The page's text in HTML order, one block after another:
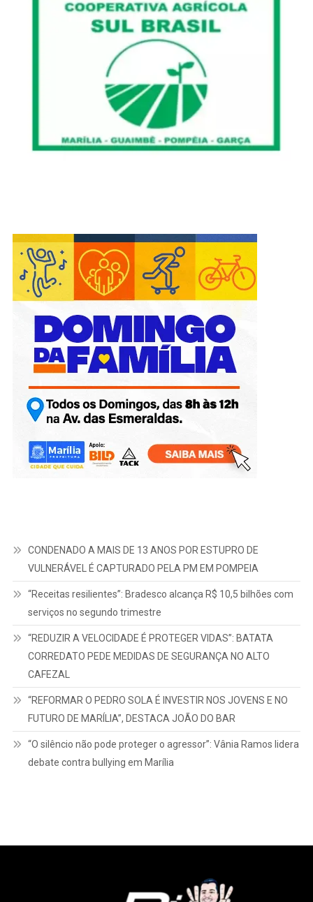
CONDENADO A MAIS DE 13 ANOS POR ESTUPRO DE
VULNERÁVEL É CAPTURADO PELA PM EM POMPEIA
“Receitas resilientes”: Bradesco alcança R$ 10,5 bilhões com
serviços no segundo trimestre
“REDUZIR A VELOCIDADE É PROTEGER VIDAS”: BATATA
CORREDATO PEDE MEDIDAS DE SEGURANÇA NO ALTO
CAFEZAL
“REFORMAR O PEDRO SOLA É INVESTIR NOS JOVENS E NO
FUTURO DE MARÍLIA”, DESTACA JOÃO DO BAR
“O silêncio não pode proteger o agressor”: Vânia Ramos lidera
debate contra bullying em Marília